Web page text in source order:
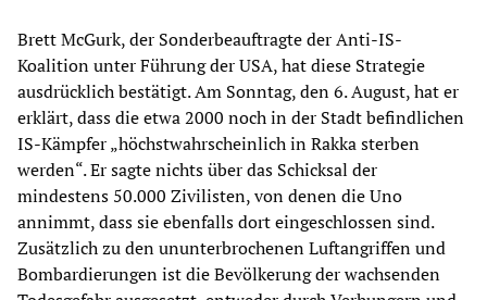
Brett McGurk, der Sonderbeauftragte der Anti-IS-
Koalition unter Führung der USA, hat diese Strategie
ausdrücklich bestätigt. Am Sonntag, den 6. August, hat er
erklärt, dass die etwa 2000 noch in der Stadt befindlichen
IS-Kämpfer „höchstwahrscheinlich in Rakka sterben
werden“. Er sagte nichts über das Schicksal der
mindestens 50.000 Zivilisten, von denen die Uno
annimmt, dass sie ebenfalls dort eingeschlossen sind.
Zusätzlich zu den ununterbrochenen Luftangriffen und
Bombardierungen ist die Bevölkerung der wachsenden